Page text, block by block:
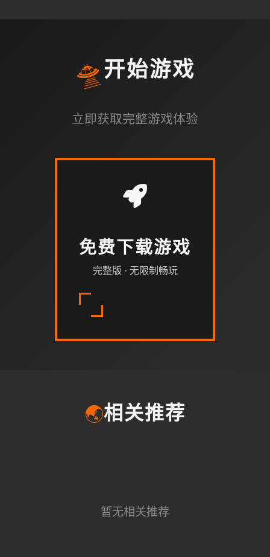
🛸 开始游戏
立即获取完整游戏体验
免费下载游戏
完整版 · 无限制畅玩
🌏相关推荐
暂无相关推荐